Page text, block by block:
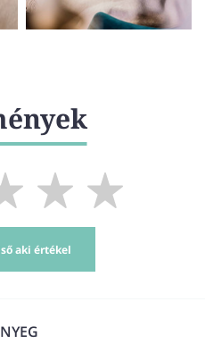
aki értékel